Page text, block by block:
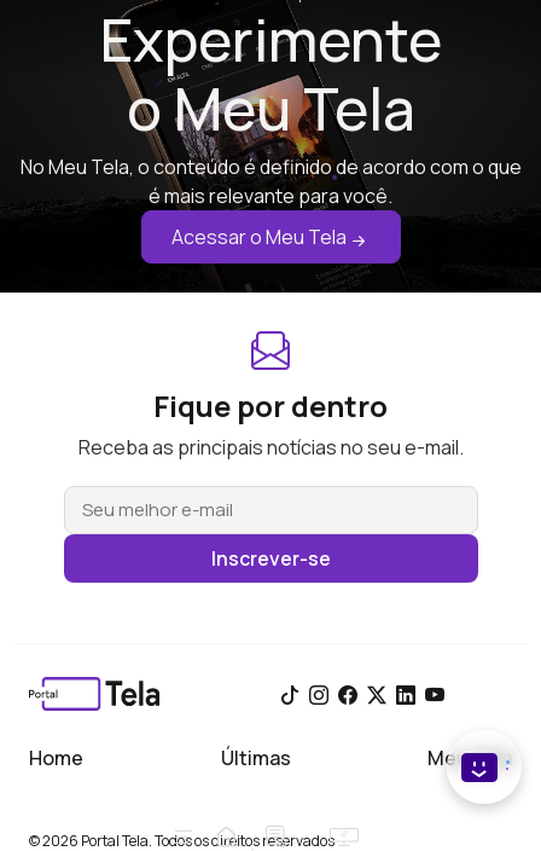
Experimente
o Meu Tela
No Meu Tela, o conteúdo é definido de acordo com o que
é mais relevante para você.
Acessar o Meu Tela
Fique por dentro
Receba as principais notícias no seu e-mail.
Inscrever-se
Home Últimas Meu Tela
© 2026 Portal Tela. Todos os direitos reservados